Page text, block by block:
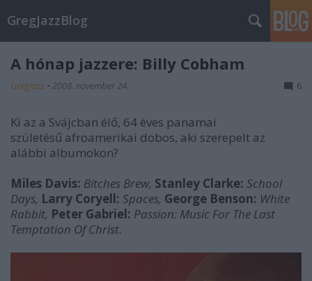
GregJazzBlog
A hónap jazzere: Billy Cobham
GregJazz • 2008. november 24. 6
Ki az a Svájcban élő, 64 éves panamai
születésű afroamerikai dobos, aki szerepelt az
alábbi albumokon?
Miles Davis: Bitches Brew, Stanley Clarke: School
Days, Larry Coryell: Spaces, George Benson: White
Rabbit, Peter Gabriel: Passion: Music For The Last
Temptation Of Christ.